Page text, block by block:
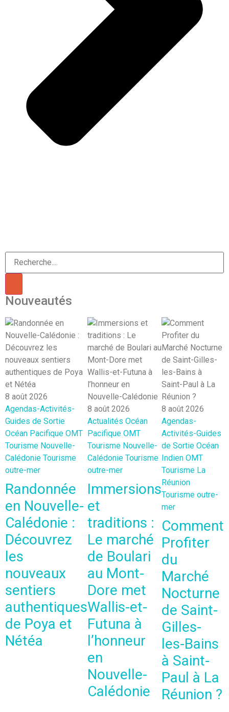
Nouveautés
8 août 2026
Agendas-Activités-
Guides de Sortie
Océan Pacifique OMT
Tourisme Nouvelle-
Calédonie Tourisme
outre-mer
Randonnée
en Nouvelle-
Calédonie :
Découvrez
les
nouveaux
sentiers
authentiques
de Poya et
Nétéa
8 août 2026
Actualités Océan
Pacifique OMT
Tourisme Nouvelle-
Calédonie Tourisme
outre-mer
Immersions
et
traditions :
Le marché
de Boulari
au Mont-
Dore met
Wallis-et-
Futuna à
l’honneur
en
Nouvelle-
Calédonie
8 août 2026
Agendas-
Activités-Guides
de Sortie Océan
Indien OMT
Tourisme La
Réunion
Tourisme outre-
mer
Comment
Profiter
du
Marché
Nocturne
de Saint-
Gilles-
les-Bains
à Saint-
Paul à La
Réunion ?